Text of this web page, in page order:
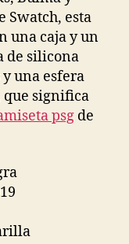
Swatch, esta
una caja y un
de silicona
una esfera
que significa
psg de